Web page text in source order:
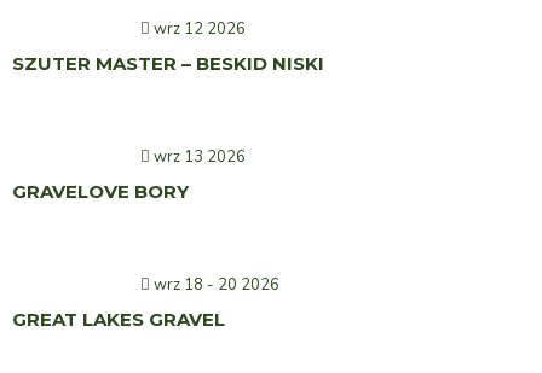
wrz 12 2026
SZUTER MASTER – BESKID NISKI
wrz 13 2026
GRAVELOVE BORY
wrz 18 - 20 2026
GREAT LAKES GRAVEL